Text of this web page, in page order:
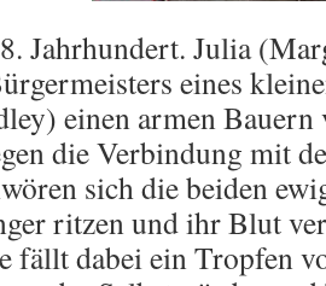
Jahrhundert. Julia
eines
einen armen
die Verbindung mit
sich die beiden
ritzen und ihr Blut
fällt dabei ein Tropfen